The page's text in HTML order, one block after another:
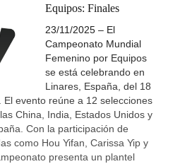
Equipos: Finales
23/11/2025 – El
Campeonato Mundial
Femenino por Equipos
se está celebrando en
Linares, España, del 18
El evento reúne a 12 selecciones
China, India, Estados Unidos y
Con la participación de
como Hou Yifan, Carissa Yip y
presenta un plantel